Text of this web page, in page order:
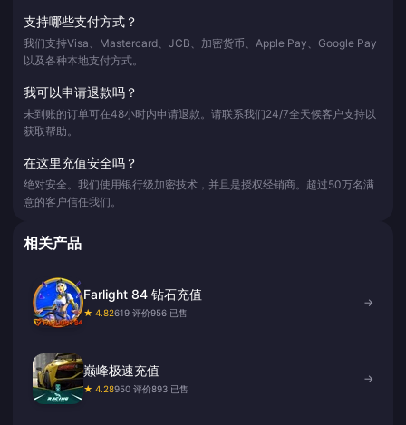
支持哪些支付方式？
我们支持Visa、Mastercard、JCB、加密货币、Apple Pay、Google Pay
以及各种本地支付方式。
我可以申请退款吗？
未到账的订单可在48小时内申请退款。请联系我们24/7全天候客户支持以
获取帮助。
在这里充值安全吗？
绝对安全。我们使用银行级加密技术，并且是授权经销商。超过50万名满
意的客户信任我们。
相关产品
Farlight 84 钻石充值
★ 4.82619 评价956 已售
→
巅峰极速充值
★ 4.28950 评价893 已售
→